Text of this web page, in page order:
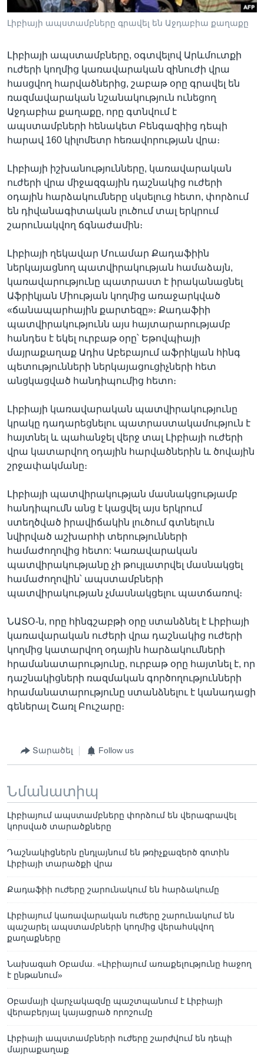
Լիբիայի ապստամբները գրավել են Աջդաբիա քաղաքը
Լիբիայի ապստամբները, օգտվելով Արևմուտքի
ուժերի կողմից կառավարական զինուժի վրա
հասցվող հարվածներից, շաբաթ օրը գրավել են
ռազմավարական նշանակություն ունեցող
Աջդաբիա քաղաքը, որը գտնվում է
ապստամբների հենակետ Բենգազիից դեպի
հարավ 160 կիլոմետր հեռավորության վրա։
Լիբիայի իշխանությունները, կառավարական
ուժերի վրա միջազգային դաշնակից ուժերի
օդային հարձակումները սկսելուց հետո, փորձում
են դիվանագիտական լուծում տալ երկրում
շարունակվող ճգնաժամին։
Լիբիայի ղեկավար Մուամար Քադաֆիին
ներկայացնող պատվիրակության համաձայն,
կառավարությունը պատրաստ է իրականացնել
Աֆրիկյան Միության կողմից առաջարկված
«ճանապարհային քարտեզը»։ Քադաֆիի
պատվիրակությունն այս հայտարարությամբ
հանդես է եկել ուրբաթ օրը՝ Եթովպիայի
մայրաքաղաք Ադիս Աբեբայում աֆրիկյան հինգ
պետությունների ներկայացուցիչների հետ
անցկացված հանդիպումից հետո։
Լիբիայի կառավարական պատվիրակությունը
կրակը դադարեցնելու պատրաստակամություն է
հայտնել և պահանջել վերջ տալ Լիբիայի ուժերի
վրա կատարվող օդային հարվածներին և ծովային
շրջափակմանը։
Լիբիայի պատվիրակության մասնակցությամբ
հանդիպումն անց է կացվել այս երկրում
ստեղծված իրավիճակին լուծում գտնելուն
նվիրված աշխարհի տերությունների
համաժողովից հետո: Կառավարական
պատվիրակությանը չի թույլատրվել մասնակցել
համաժողովին՝ ապստամբների
պատվիրակության չմասնակցելու պատճառով։
ՆԱՏՕ-ն, որը հինգշաբթի օրը ստանձնել է Լիբիայի
կառավարական ուժերի վրա դաշնակից ուժերի
կողմից կատարվող օդային հարձակումների
հրամանատարությունը, ուրբաթ օրը հայտնել է, որ
դաշնակիցների ռազմական գործողությունների
հրամանատարությունը ստանձնելու է կանադացի
գեներալ Շառլ Բուշարը։
Տարածել Follow us
Նմանատիպ
Լիբիայում ապստամբները փորձում են վերագրավել
կորսված տարածքները
Դաշնակիցներն ընդլայնում են թռիչքազերծ գոտին
Լիբիայի տարածքի վրա
Քադաֆիի ուժերը շարունակում են հարձակումը
Լիբիայում կառավարական ուժերը շարունակում են
պաշարել ապստամբների կողմից վերահսկվող
քաղաքները
Նախագահ Օբամա. «Լիբիայում առաքելությունը հաջող
է ընթանում»
Օբամայի վարչակազմը պաշտպանում է Լիբիայի
վերաբերյալ կայացրած որոշումը
Լիբիայի ապստամբների ուժերը շարժվում են դեպի
մայրաքաղաք